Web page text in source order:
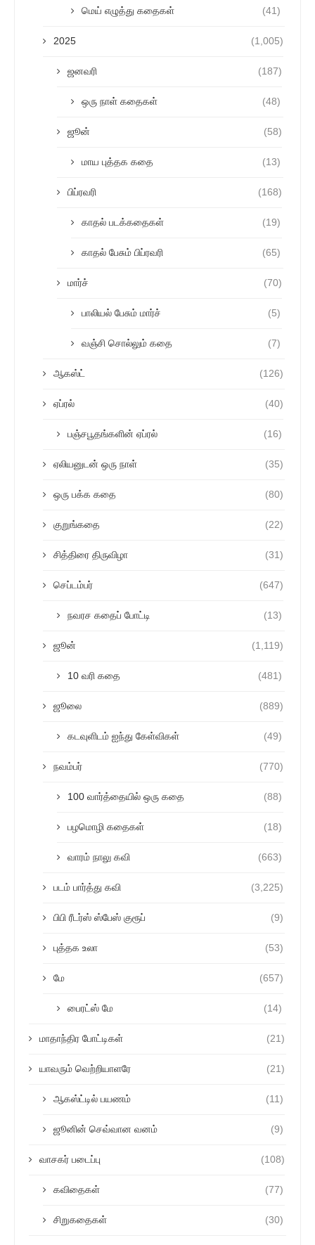
மெய் எழுத்து கதைகள் (41)
2025 (1,005)
ஜனவரி (187)
ஒரு நாள் கதைகள் (48)
ஜூன் (58)
மாய புத்தக கதை (13)
பிப்ரவரி (168)
காதல் படக்கதைகள் (19)
காதல் பேசும் பிப்ரவரி (65)
மார்ச் (70)
பாலியல் பேசும் மார்ச் (5)
வஞ்சி சொல்லும் கதை (7)
ஆகஸ்ட் (126)
ஏப்ரல் (40)
பஞ்சபூதங்களின் ஏப்ரல் (16)
ஏலியனுடன் ஒரு நாள் (35)
ஒரு பக்க கதை (80)
குறுங்கதை (22)
சித்திரை திருவிழா (31)
செப்டம்பர் (647)
நவரச கதைப் போட்டி (13)
ஜூன் (1,119)
10 வரி கதை (481)
ஜூலை (889)
கடவுளிடம் ஐந்து கேள்விகள் (49)
நவம்பர் (770)
100 வார்த்தையில் ஒரு கதை (88)
பழமொழி கதைகள் (18)
வாரம் நாலு கவி (663)
படம் பார்த்து கவி (3,225)
பிபி ரீடர்ஸ் ஸ்பேஸ் குரூப் (9)
புத்தக உலா (53)
மே (657)
பைரட்ஸ் மே (14)
மாதாந்திர போட்டிகள் (21)
யாவரும் வெற்றியாளரே (21)
ஆகஸ்ட்டில் பயணம் (11)
ஜூனின் செவ்வான வனம் (9)
வாசகர் படைப்பு (108)
கவிதைகள் (77)
சிறுகதைகள் (30)